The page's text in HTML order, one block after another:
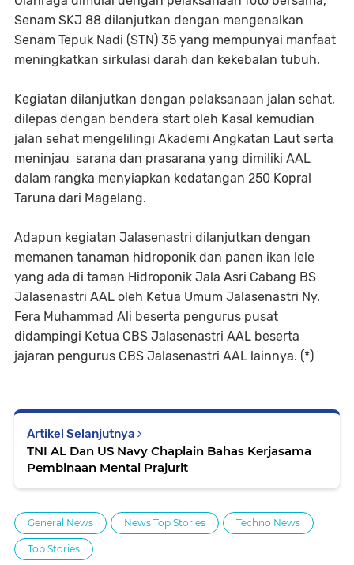
Senam SKJ 88 dilanjutkan dengan mengenalkan
Senam Tepuk Nadi (STN) 35 yang mempunyai manfaat
meningkatkan sirkulasi darah dan kekebalan tubuh.
Kegiatan dilanjutkan dengan pelaksanaan jalan sehat,
dilepas dengan bendera start oleh Kasal kemudian
jalan sehat mengelilingi Akademi Angkatan Laut serta
meninjau sarana dan prasarana yang dimiliki AAL
dalam rangka menyiapkan kedatangan 250 Kopral
Taruna dari Magelang.
Adapun kegiatan Jalasenastri dilanjutkan dengan
memanen tanaman hidroponik dan panen ikan lele
yang ada di taman Hidroponik Jala Asri Cabang BS
Jalasenastri AAL oleh Ketua Umum Jalasenastri Ny.
Fera Muhammad Ali beserta pengurus pusat
didampingi Ketua CBS Jalasenastri AAL beserta
jajaran pengurus CBS Jalasenastri AAL lainnya. (*)
Artikel Selanjutnya
TNI AL Dan US Navy Chaplain Bahas Kerjasama
Pembinaan Mental Prajurit
General News News Top Stories Techno News
Top Stories